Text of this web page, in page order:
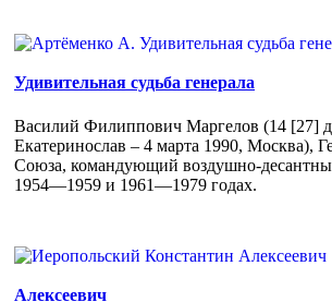
Удивительная судьба генерала
Василий Филиппович Маргелов (14 [27]
Екатеринослав – 4 марта 1990, Москва),
Союза, командующий воздушно-
1954—1959 и 1961—1979 годах.
Алексеевич